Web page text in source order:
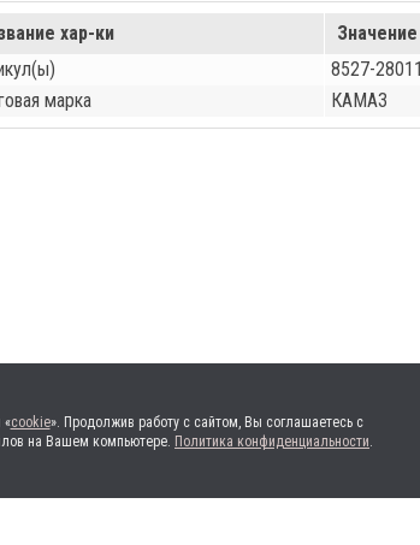
хар-ки
8527-
марка
КАМАЗ
«cookie». Продолжив работу с сайтом, Вы соглашаетесь с
на Вашем компьютере. Политика конфиденциальности.